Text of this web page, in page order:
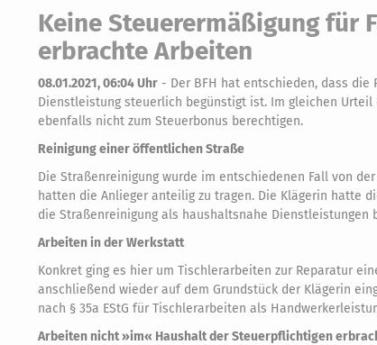
Keine Steuerermäßigung für
erbrachte Arbeiten
08.01.2021, 06:04 Uhr - Der BFH hat entschieden, dass
Dienstleistung steuerlich begünstigt ist. Im gleichen
ebenfalls nicht zum Steuerbonus berechtigen.
Reinigung einer öffentlichen Straße
Die Straßenreinigung wurde im entschiedenen Fall von
hatten die Anlieger anteilig zu tragen. Die Klägerin hatte
die Straßenreinigung als haushaltsnahe Dienstleistungen
Arbeiten in der Werkstatt
Konkret ging es hier um Tischlerarbeiten zur Reparatur
anschließend wieder auf dem Grundstück der Klägerin
nach § 35a EStG für Tischlerarbeiten als
Arbeiten nicht »im« Haushalt der Steuerpflichtigen